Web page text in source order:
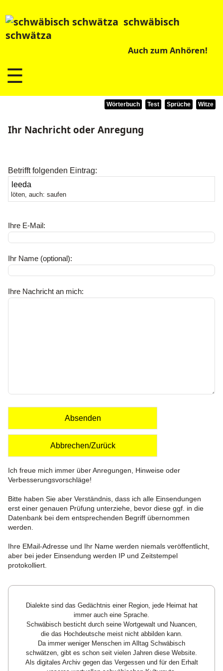
schwäbisch
schwätza
Auch zum Anhören!
☰
Wörterbuch Test Sprüche Witze
Ihr Nachricht oder Anregung
Betrifft folgenden Eintrag:
löten, auch: saufen
Ihre E-Mail:
Ihr Name (optional):
Ihre Nachricht an mich:
Absenden
Abbrechen/Zurück
Ich freue mich immer über Anregungen, Hinweise oder
Verbesserungsvorschläge!
Bitte haben Sie aber Verständnis, dass ich alle Einsendungen
erst einer genauen Prüfung unterziehe, bevor diese ggf. in die
Datenbank bei dem entsprechenden Begriff übernommen
werden.
Ihre EMail-Adresse und Ihr Name werden niemals veröffentlicht,
aber bei jeder Einsendung werden IP und Zeitstempel
protokolliert.
Dialekte sind das Gedächtnis einer Region, jede Heimat hat
immer auch eine Sprache.
Schwäbisch besticht durch seine Wortgewalt und Nuancen,
die das Hochdeutsche meist nicht abbilden kann.
Da immer weniger Menschen im Alltag Schwäbisch
schwätzen, gibt es schon seit vielen Jahren diese Website.
Als digitales Archiv gegen das Vergessen und für den Erhalt